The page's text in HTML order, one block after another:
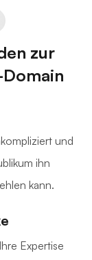
zur
und
ihn
kann.
Expertise